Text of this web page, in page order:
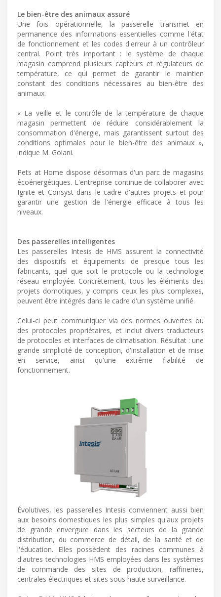
Le bien-être des animaux assuré
Une fois opérationnelle, la passerelle transmet en
permanence des informations essentielles comme l'état
de fonctionnement et les codes d'erreur à un contrôleur
central. Point très important : le système de chaque
magasin comprend plusieurs capteurs et régulateurs de
température, ce qui permet de garantir le maintien
constant des conditions nécessaires au bien-être des
animaux.
« La veille et le contrôle de la température de chaque
magasin permettent de réduire considérablement la
consommation d'énergie, mais garantissent surtout des
conditions optimales pour le bien-être des animaux »,
indique M. Golani.
Pets at Home dispose désormais d'un parc de magasins
écoénergétiques. L'entreprise continue de collaborer avec
Ignite et Consyst dans le cadre d'autres projets et pour
garantir une gestion de l'énergie efficace à tous les
niveaux.
Des passerelles intelligentes
Les passerelles Intesis de HMS assurent la connectivité
des dispositifs et équipements de presque tous les
fabricants, quel que soit le protocole ou la technologie
réseau employée. Concrètement, tous les éléments des
projets domotiques, y compris ceux les plus complexes,
peuvent être intégrés dans le cadre d'un système unifié.
Celui-ci peut communiquer via des normes ouvertes ou
des protocoles propriétaires, et inclut divers traducteurs
de protocoles et interfaces de climatisation. Résultat : une
grande simplicité de conception, d'installation et de mise
en service, ainsi qu'une extrême fiabilité de
fonctionnement.
Évolutives, les passerelles Intesis conviennent aussi bien
aux besoins domestiques les plus simples qu'aux projets
de grande envergure dans les secteurs de la grande
distribution, du commerce de détail, de la santé et de
l'éducation. Elles possèdent des racines communes à
d'autres technologies HMS employées dans les systèmes
de commande des sites de production, raffineries,
centrales électriques et sites sous haute surveillance.